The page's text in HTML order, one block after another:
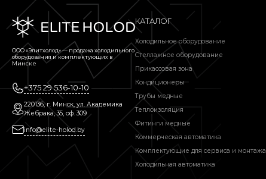
ООО «Элитхолод» ― продажа холодильного
оборудования и комплектующих в
Минске
+375 29 536-10-10
220136, г. Минск, ул. Академика
Жебрака, 35, оф. 309
info@elite-holod.by
КАТАЛОГ
Холодильное оборудование
Стеллажное оборудование
Прикассовая зона
Кондиционеры
Трубы медные
Теплоизоляция
Фитинги медные
Коммерческая автоматика
Комплектующие для сервиса и монтажа
Холодильная автоматика